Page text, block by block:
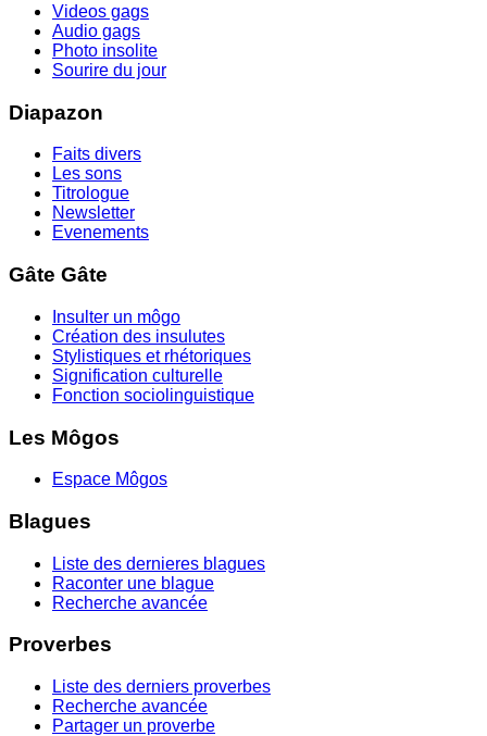
Videos gags
Audio gags
Photo insolite
Sourire du jour
Diapazon
Faits divers
Les sons
Titrologue
Newsletter
Evenements
Gâte Gâte
Insulter un môgo
Création des insulutes
Stylistiques et rhétoriques
Signification culturelle
Fonction sociolinguistique
Les Môgos
Espace Môgos
Blagues
Liste des dernieres blagues
Raconter une blague
Recherche avancée
Proverbes
Liste des derniers proverbes
Recherche avancée
Partager un proverbe